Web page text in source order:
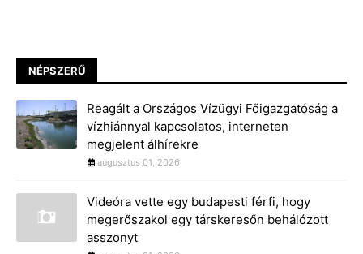
NÉPSZERŰ
Reagált a Országos Vízügyi Főigazgatóság a
vízhiánnyal kapcsolatos, interneten
megjelent álhírekre
augusztus 01, 2026
Videóra vette egy budapesti férfi, hogy
megerőszakol egy társkeresőn behálózott
asszonyt